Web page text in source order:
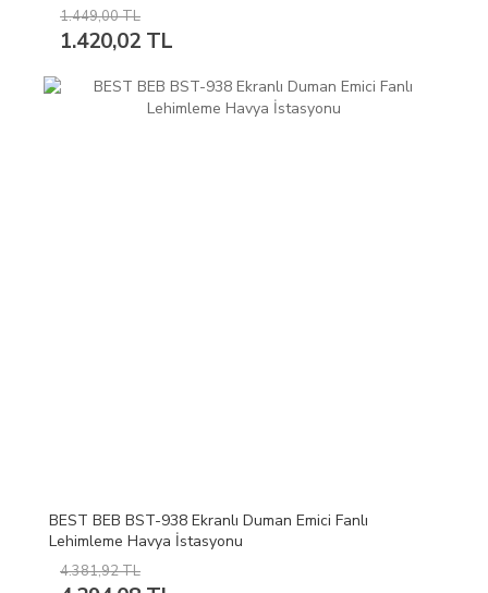
1.449,00 TL
1.420,02 TL
BEST BEB BST-938 Ekranlı Duman Emici Fanlı
Lehimleme Havya İstasyonu
4.381,92 TL